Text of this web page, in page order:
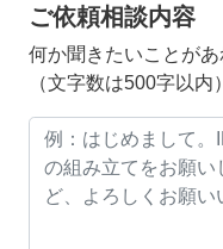
ご依頼相談内容
何か聞きたいことが
（文字数は500字以内）